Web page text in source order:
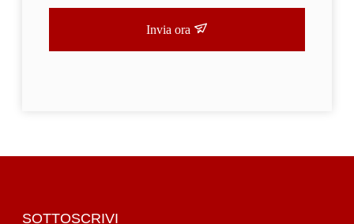
Invia ora
SOTTOSCRIVI